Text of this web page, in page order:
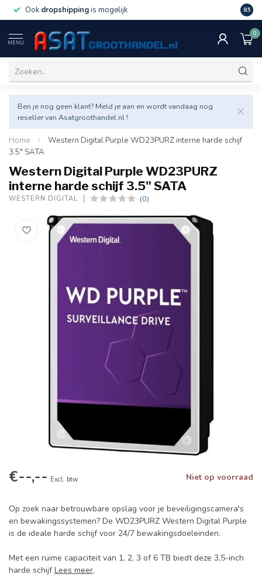
Ook dropshippingis mogelijk Veel
8.5
MENU
0
Ben je nog geen klant? Meld je aan en wordt vandaag nog
reseller van Asatgroothandel.nl !
Home /
Western Digital Purple WD23PURZ interne harde schijf
3.5" SATA
Western Digital Purple WD23PURZ
interne harde schijf 3.5" SATA
WESTERN DIGITAL (0)
€--,-- Excl. btw Niet op voorraad
Op zoek naar betrouwbare opslag voor je beveiligingscamera's
en bewakingssystemen? De WD23PURZ Western Digital Purple
is de ideale harde schijf voor 24/7 bewakingsdoeleinden.
Met een ruime capaciteit van 1, 2, 3 of 6 TB biedt deze 3,5-inch
harde schijfLees meer.